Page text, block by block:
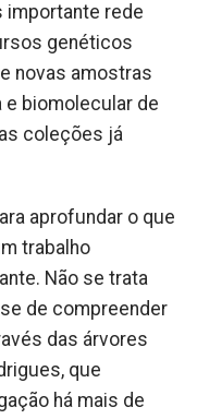
importante rede
genéticos
novas amostras
e biomolecular de
coleções já
aprofundar o que
trabalho
Não se trata
de compreender
das árvores
que
há mais de